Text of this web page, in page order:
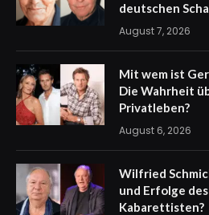
deutschen
August 7, 2026
Mit wem ist
Die Wahrheit
Privatleben?
August 6, 2026
Wilfried
und Erfolge
Kabarettisten?